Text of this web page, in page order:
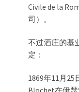
Civile de la
司）。
不过酒庄的基
定：
1869年11月25
Blochet在伊